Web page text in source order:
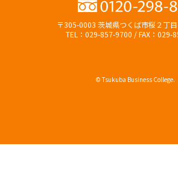
〒305-0003 茨城県つくば市桜２丁
TEL：029-857-9700 / FAX：029-
© Tsukuba Business College.